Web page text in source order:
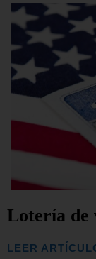
Lotería de
LEER